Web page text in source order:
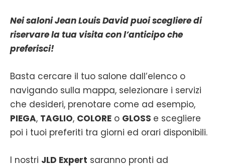
Nei saloni Jean Louis David puoi scegliere di
riservare la tua visita con l’anticipo che
preferisci!
Basta cercare il tuo salone dall’elenco o
navigando sulla mappa, selezionare i servizi
che desideri, prenotare come ad esempio,
PIEGA, TAGLIO, COLORE o GLOSS e scegliere
poi i tuoi preferiti tra giorni ed orari disponibili.
I nostri JLD Expert saranno pronti ad